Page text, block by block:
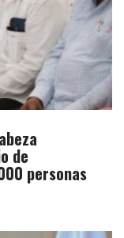
de
personas